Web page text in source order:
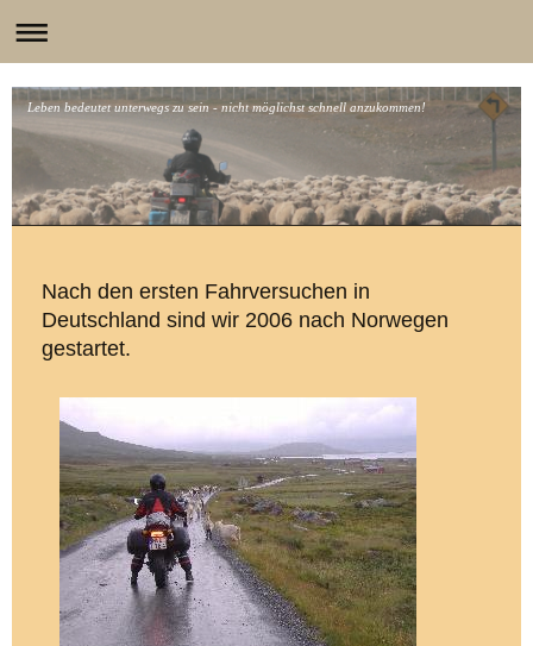
Leben bedeutet unterwegs zu sein - nicht möglichst schnell anzukommen!
Nach den ersten Fahrversuchen in
Deutschland sind wir 2006 nach Norwegen
gestartet.